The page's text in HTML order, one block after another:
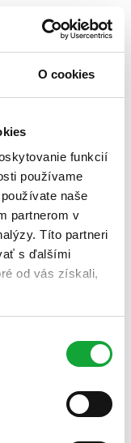
O cookies
funkcií
používame
naše
partnerom v
Títo partneri
s ďalšími
od vás získali,